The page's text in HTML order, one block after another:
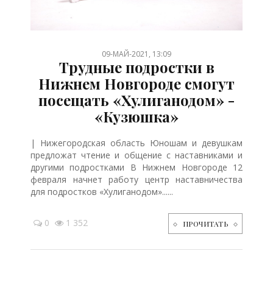
09-МАЙ-2021, 13:09
Трудные подростки в
Нижнем Новгороде смогут
посещать «Хулиганодом» -
«Кузюшка»
| Нижегородская область Юношам и девушкам
предложат чтение и общение с наставниками и
другими подростками В Нижнем Новгороде 12
февраля начнет работу центр наставничества
для подростков «Хулиганодом»......
0 1 352 ПРОЧИТАТЬ